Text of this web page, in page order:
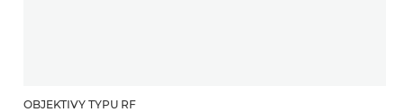
OBJEKTIVY TYPU RF